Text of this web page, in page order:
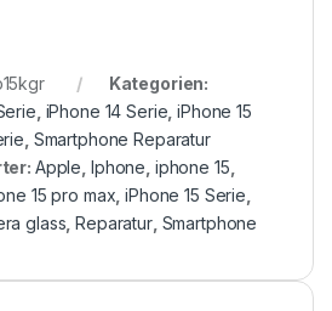
Kategorien:
iPhone 14 Serie ,iPhone 15
Smartphone Reparatur
Apple Iphone iphone 15
15 pro max ,iPhone 15 Serie
glass ,Reparatur, Smartphone